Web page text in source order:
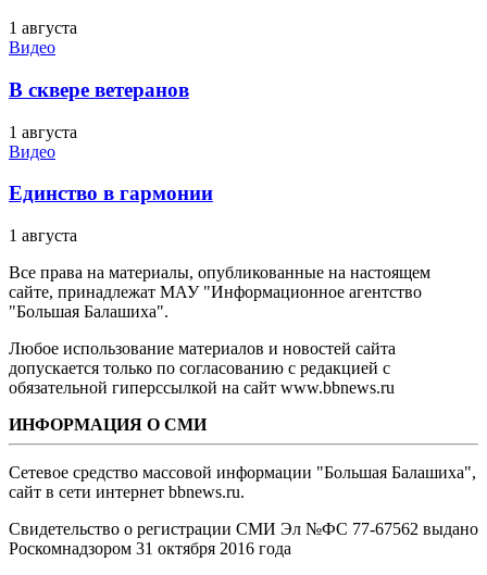
1 августа
Видео
В сквере ветеранов
1 августа
Видео
Единство в гармонии
1 августа
Все права на материалы, опубликованные на настоящем
сайте, принадлежат МАУ "Информационное агентство
"Большая Балашиха".
Любое использование материалов и новостей сайта
допускается только по согласованию с редакцией с
обязательной гиперссылкой на сайт www.bbnews.ru
ИНФОРМАЦИЯ О СМИ
Сетевое средство массовой информации "Большая Балашиха",
сайт в сети интернет bbnews.ru.
Свидетельство о регистрации СМИ Эл №ФС ‎77-67562 выдано
Роскомнадзором 31 октября 2016 года